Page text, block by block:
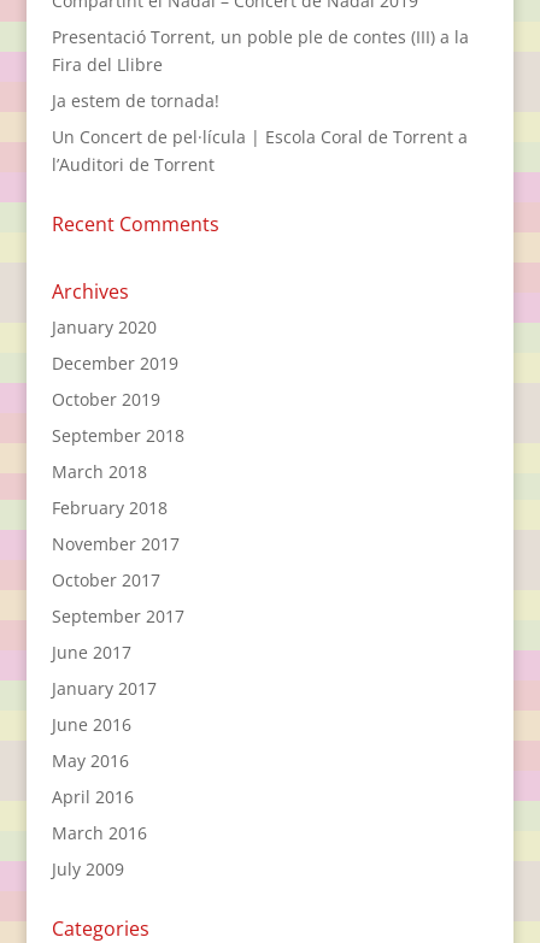
Presentació Torrent, un poble ple de contes (III) a la
Fira del Llibre
Ja estem de tornada!
Un Concert de pel·lícula | Escola Coral de Torrent a
l’Auditori de Torrent
Recent Comments
Archives
January 2020
December 2019
October 2019
September 2018
March 2018
February 2018
November 2017
October 2017
September 2017
June 2017
January 2017
June 2016
May 2016
April 2016
March 2016
July 2009
Categories